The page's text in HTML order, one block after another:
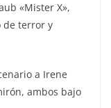
«Mister X»,
de terror y
a Irene
ambos bajo